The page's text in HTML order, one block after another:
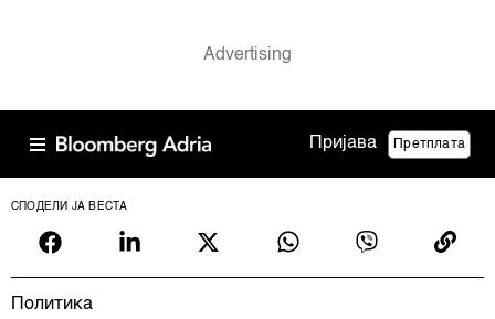
Пријава Претплата
СПОДЕЛИ ЈА ВЕСТА
Политика